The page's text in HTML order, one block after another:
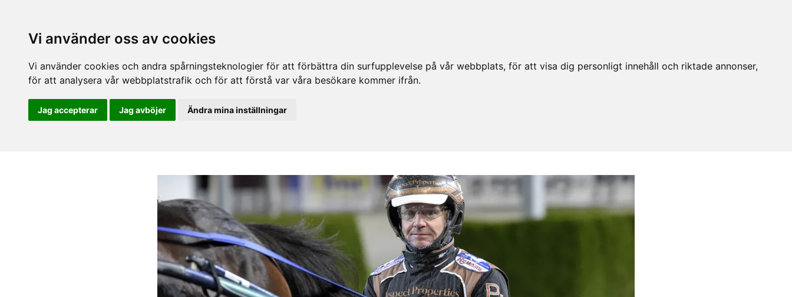
Vi använder oss av cookies
Vi använder cookies och andra spårningsteknologier för att förbättra din surfupplevelse på vår webbplats, för att visa dig personligt innehåll och riktade annonser,
för att analysera vår webbplatstrafik och för att förstå var våra besökare kommer ifrån.
Jag accepterar Jag avböjer Ändra mina inställningar